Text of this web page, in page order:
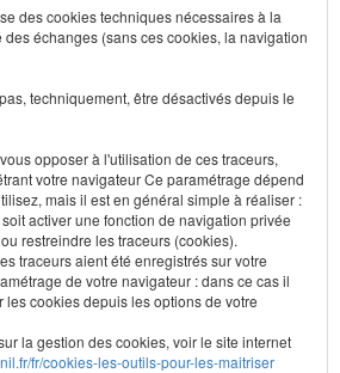
des cookies techniques nécessaires à la
échanges (sans ces cookies, la navigation
techniquement, être désactivés depuis le
opposer à l'utilisation de ces traceurs,
votre navigateur Ce paramétrage dépend
mais il est en général simple à réaliser :
activer une fonction de navigation privée
restreindre les traceurs (cookies).
traceurs aient été enregistrés sur votre
de votre navigateur : dans ce cas il
cookies depuis les options de votre
la gestion des cookies, voir le site internet
fr/cookies-les-outils-pour-les-maitriser